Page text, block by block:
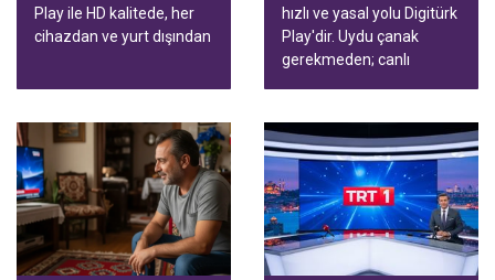
Play ile HD kalitede, her
cihazdan ve yurt dışından
hızlı ve yasal yolu Digitürk
Play'dir. Uydu çanak
gerekmeden; canlı
maçları Smart TV,
telefon, tablet ve
bilgisayardan HD kalitede
izlenir. Aile ve Spor
paketleriyle hızlı
aktivasyon.